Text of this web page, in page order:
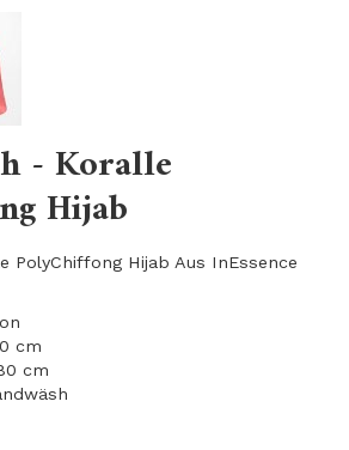
- Koralle
Hijab
PolyChiffong Hijab Aus InEssence
cm
cm